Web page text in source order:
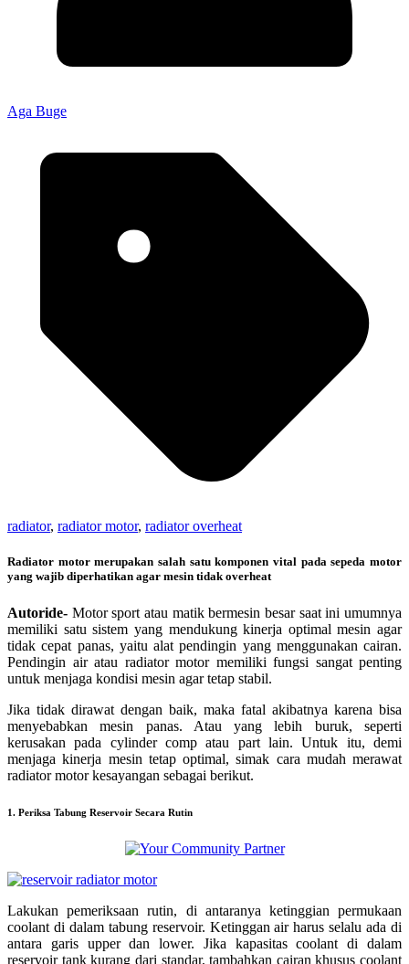
Aga Buge
radiator, radiator motor, radiator overheat
Radiator motor merupakan salah satu komponen vital pada sepeda motor
yang wajib diperhatikan agar mesin tidak overheat
Autoride- Motor sport atau matik bermesin besar saat ini umumnya
memiliki satu sistem yang mendukung kinerja optimal mesin agar
tidak cepat panas, yaitu alat pendingin yang menggunakan cairan.
Pendingin air atau radiator motor memiliki fungsi sangat penting
untuk menjaga kondisi mesin agar tetap stabil.
Jika tidak dirawat dengan baik, maka fatal akibatnya karena bisa
menyebabkan mesin panas. Atau yang lebih buruk, seperti
kerusakan pada cylinder comp atau part lain. Untuk itu, demi
menjaga kinerja mesin tetap optimal, simak cara mudah merawat
radiator motor kesayangan sebagai berikut.
1. Periksa Tabung Reservoir Secara Rutin
Lakukan pemeriksaan rutin, di antaranya ketinggian permukaan
coolant di dalam tabung reservoir. Ketinggan air harus selalu ada di
antara garis upper dan lower. Jika kapasitas coolant di dalam
reservoir tank kurang dari standar, tambahkan cairan khusus coolant